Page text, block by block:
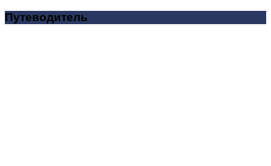
Путеводитель